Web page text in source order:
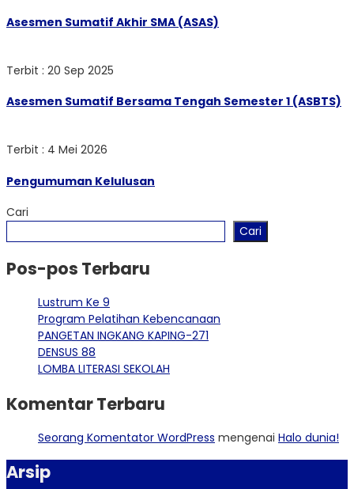
Asesmen Sumatif Akhir SMA (ASAS)
Terbit : 20 Sep 2025
Asesmen Sumatif Bersama Tengah Semester 1 (ASBTS)
Terbit : 4 Mei 2026
Pengumuman Kelulusan
Cari
Cari
Pos-pos Terbaru
Lustrum Ke 9
Program Pelatihan Kebencanaan
PANGETAN INGKANG KAPING-271
DENSUS 88
LOMBA LITERASI SEKOLAH
Komentar Terbaru
Seorang Komentator WordPress mengenai Halo dunia!
Arsip